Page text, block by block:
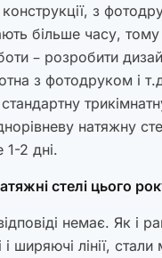
конструкції, з
більше часу, тому
– розробити
з фотодруком і
натяжну
2 дні.
стелі цього
немає. Як і
і ширяючі лінії,